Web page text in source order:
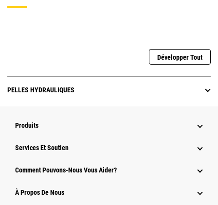
Développer Tout
PELLES HYDRAULIQUES
Produits
Services Et Soutien
Comment Pouvons-Nous Vous Aider?
À Propos De Nous